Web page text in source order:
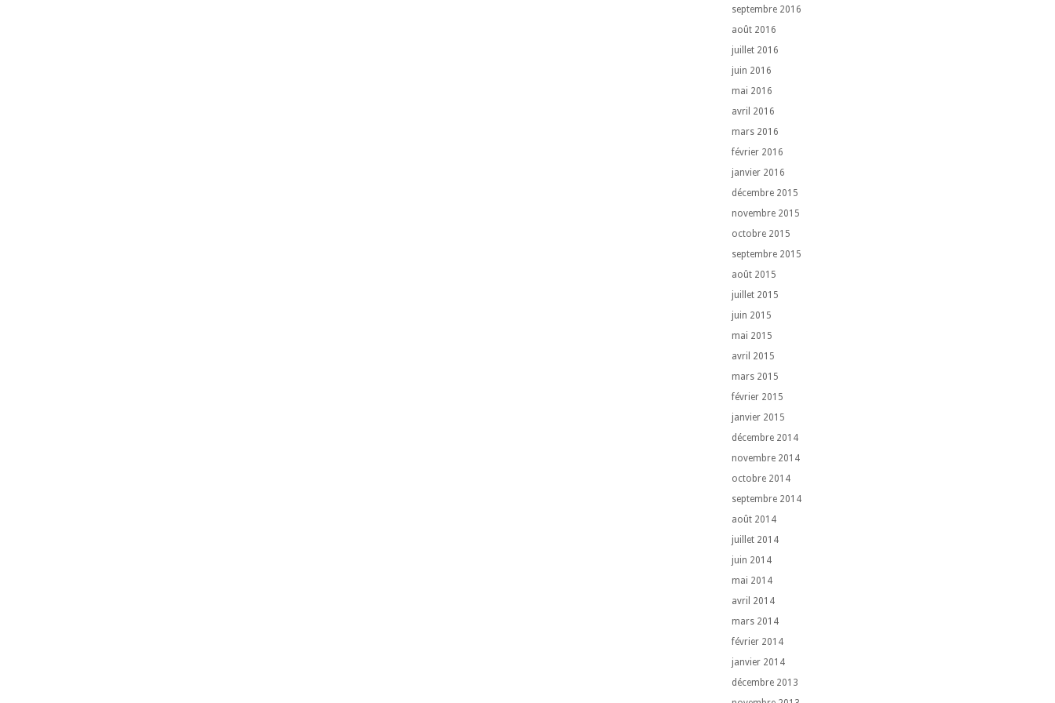
septembre 2016
août 2016
juillet 2016
juin 2016
mai 2016
avril 2016
mars 2016
février 2016
janvier 2016
décembre 2015
novembre 2015
octobre 2015
septembre 2015
août 2015
juillet 2015
juin 2015
mai 2015
avril 2015
mars 2015
février 2015
janvier 2015
décembre 2014
novembre 2014
octobre 2014
septembre 2014
août 2014
juillet 2014
juin 2014
mai 2014
avril 2014
mars 2014
février 2014
janvier 2014
décembre 2013